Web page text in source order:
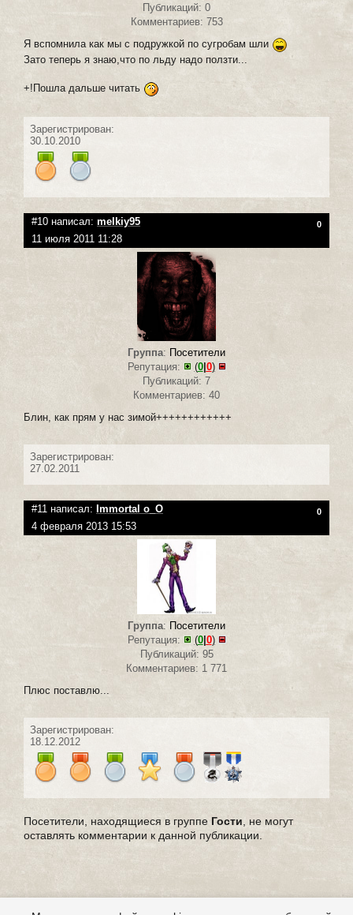
Публикаций: 0
Комментариев: 753
Я вспомнила как мы с подружкой по сугробам шли
Зато теперь я знаю,что по льду надо ползти...
+!Пошла дальше читать
Зарегистрирован:
30.10.2010
#10 написал: melkiy95 0
11 июля 2011 11:28
Группа: Посетители
Репутация:
(0| 0)
Публикаций: 7
Комментариев: 40
Блин, как прям у нас зимой++++++++++++
Зарегистрирован:
27.02.2011
#11 написал: Immortal o_O 0
4 февраля 2013 15:53
Группа: Посетители
Репутация:
(0| 0)
Публикаций: 95
Комментариев: 1 771
Плюс поставлю...
Зарегистрирован:
18.12.2012
Посетители, находящиеся в группе Гости, не могут
оставлять комментарии к данной публикации.